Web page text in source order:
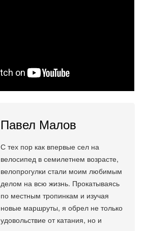
Павел Малов
С тех пор как впервые сел на
велосипед в семилетнем возрасте,
велопрогулки стали моим любимым
делом на всю жизнь. Прокатываясь
по местным тропинкам и изучая
новые маршруты, я обрел не только
удовольствие от катания, но и